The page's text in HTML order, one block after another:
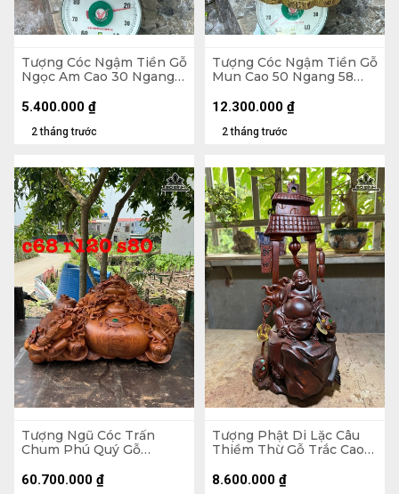
Tượng Cóc Ngậm Tiền Gỗ
Ngọc Am Cao 30 Ngang
2 tháng trước
5.400.000 ₫
Tượng Cóc Ngậm Tiền Gỗ
Mun Cao 50 Ngang 58
2 tháng trước
12.300.000 ₫
Tượng Ngũ Cóc Trấn
Chum Phú Quý Gỗ
Sâu 80 (cm)
60.700.000 ₫
Tượng Phật Di Lặc Câu
Thiềm Thừ Gỗ Trắc Cao
8.600.000 ₫